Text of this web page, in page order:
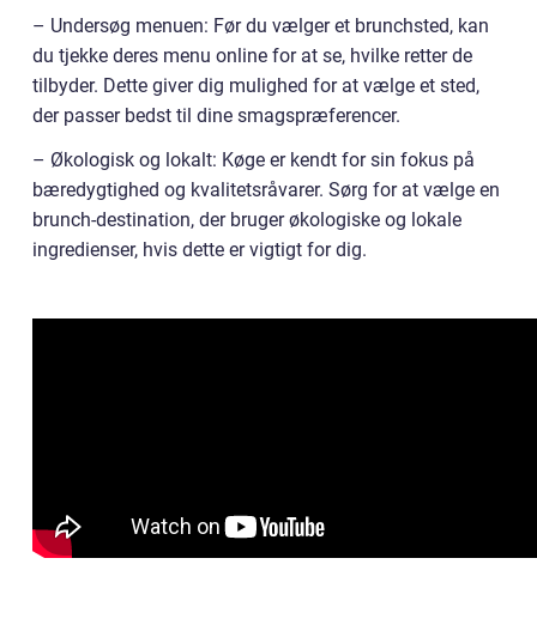
– Undersøg menuen: Før du vælger et brunchsted, kan
du tjekke deres menu online for at se, hvilke retter de
tilbyder. Dette giver dig mulighed for at vælge et sted,
der passer bedst til dine smagspræferencer.
– Økologisk og lokalt: Køge er kendt for sin fokus på
bæredygtighed og kvalitetsråvarer. Sørg for at vælge en
brunch-destination, der bruger økologiske og lokale
ingredienser, hvis dette er vigtigt for dig.